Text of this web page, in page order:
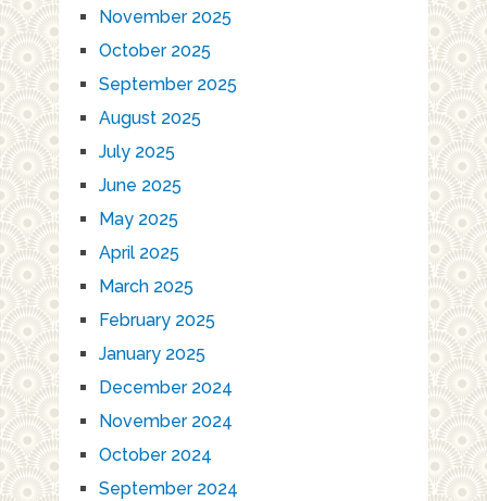
November 2025
October 2025
September 2025
August 2025
July 2025
June 2025
May 2025
April 2025
March 2025
February 2025
January 2025
December 2024
November 2024
October 2024
September 2024